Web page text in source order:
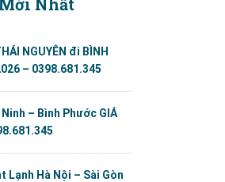
NGUYÊN đi BÌNH
– 0398.681.345
– Bình Phước GIÁ
Lạnh Hà Nội – Sài Gòn